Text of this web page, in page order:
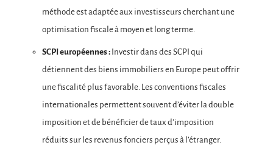
méthode est adaptée aux investisseurs cherchant une
optimisation fiscale à moyen et long terme.
SCPI européennes : Investir dans des SCPI qui
détiennent des biens immobiliers en Europe peut offrir
une fiscalité plus favorable. Les conventions fiscales
internationales permettent souvent d’éviter la double
imposition et de bénéficier de taux d’imposition
réduits sur les revenus fonciers perçus à l’étranger.